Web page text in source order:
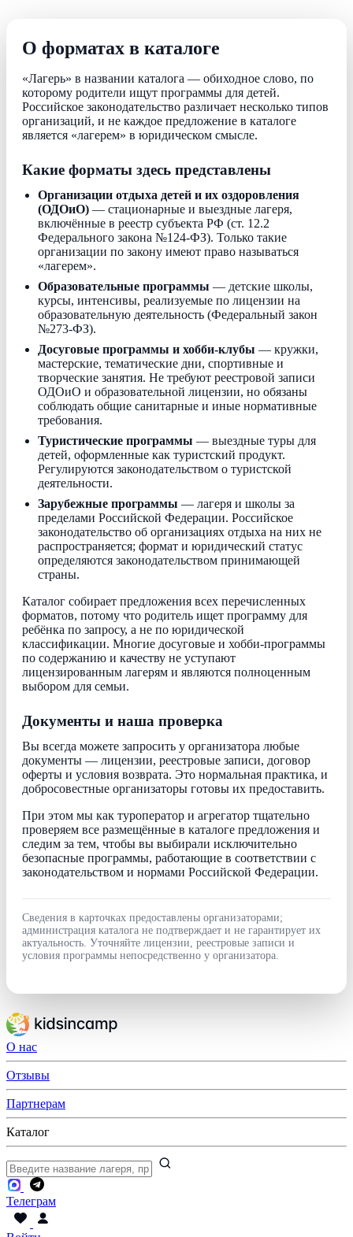
О форматах в каталоге
«Лагерь» в названии каталога — обиходное слово, по
которому родители ищут программы для детей.
Российское законодательство различает несколько типов
организаций, и не каждое предложение в каталоге
является «лагерем» в юридическом смысле.
Какие форматы здесь представлены
Организации отдыха детей и их оздоровления
(ОДОиО) — стационарные и выездные лагеря,
включённые в реестр субъекта РФ (ст. 12.2
Федерального закона №124-ФЗ). Только такие
организации по закону имеют право называться
«лагерем».
Образовательные программы — детские школы,
курсы, интенсивы, реализуемые по лицензии на
образовательную деятельность (Федеральный закон
№273-ФЗ).
Досуговые программы и хобби-клубы — кружки,
мастерские, тематические дни, спортивные и
творческие занятия. Не требуют реестровой записи
ОДОиО и образовательной лицензии, но обязаны
соблюдать общие санитарные и иные нормативные
требования.
Туристические программы — выездные туры для
детей, оформленные как туристский продукт.
Регулируются законодательством о туристской
деятельности.
Зарубежные программы — лагеря и школы за
пределами Российской Федерации. Российское
законодательство об организациях отдыха на них не
распространяется; формат и юридический статус
определяются законодательством принимающей
страны.
Каталог собирает предложения всех перечисленных
форматов, потому что родитель ищет программу для
ребёнка по запросу, а не по юридической
классификации. Многие досуговые и хобби-программы
по содержанию и качеству не уступают
лицензированным лагерям и являются полноценным
выбором для семьи.
Документы и наша проверка
Вы всегда можете запросить у организатора любые
документы — лицензии, реестровые записи, договор
оферты и условия возврата. Это нормальная практика, и
добросовестные организаторы готовы их предоставить.
При этом мы как туроператор и агрегатор тщательно
проверяем все размещённые в каталоге предложения и
следим за тем, чтобы вы выбирали исключительно
безопасные программы, работающие в соответствии с
законодательством и нормами Российской Федерации.
Сведения в карточках предоставлены организаторами;
администрация каталога не подтверждает и не гарантирует их
актуальность. Уточняйте лицензии, реестровые записи и
условия программы непосредственно у организатора.
О нас
Отзывы
Партнерам
Каталог
Телеграм